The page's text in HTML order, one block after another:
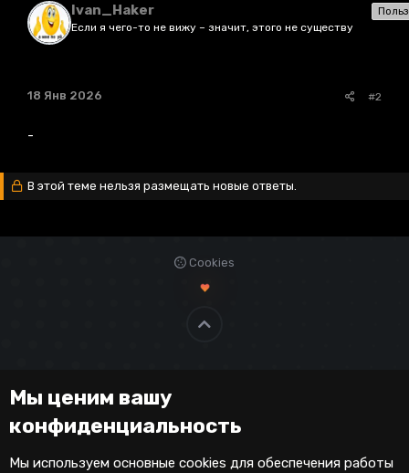
и
и
:
Ivan_Haker
Если я чего-то не вижу – значит, этого не существу
18 Янв 2026 #2
-
В этой теме нельзя размещать новые ответы.
Cookies
Мы ценим вашу
конфиденциальность
Мы используем основные cookies для обеспечения работы